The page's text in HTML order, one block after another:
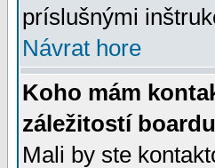
príslušnými
Návrat hore
Koho mám
záležitostí
Mali by ste